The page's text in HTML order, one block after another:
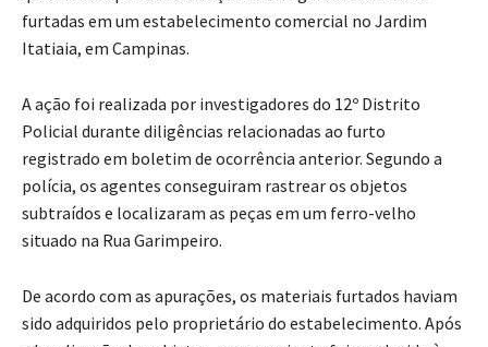
furtadas em um estabelecimento comercial no Jardim
Itatiaia, em Campinas.
A ação foi realizada por investigadores do 12º Distrito
Policial durante diligências relacionadas ao furto
registrado em boletim de ocorrência anterior. Segundo a
polícia, os agentes conseguiram rastrear os objetos
subtraídos e localizaram as peças em um ferro-velho
situado na Rua Garimpeiro.
De acordo com as apurações, os materiais furtados haviam
sido adquiridos pelo proprietário do estabelecimento. Após